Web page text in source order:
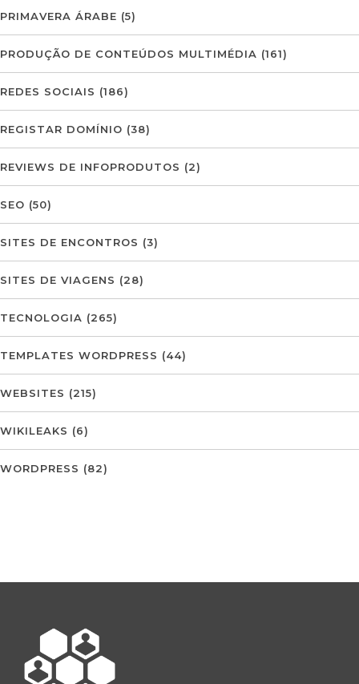
PRIMAVERA ÁRABE (5)
PRODUÇÃO DE CONTEÚDOS MULTIMÉDIA (161)
REDES SOCIAIS (186)
REGISTAR DOMÍNIO (38)
REVIEWS DE INFOPRODUTOS (2)
SEO (50)
SITES DE ENCONTROS (3)
SITES DE VIAGENS (28)
TECNOLOGIA (265)
TEMPLATES WORDPRESS (44)
WEBSITES (215)
WIKILEAKS (6)
WORDPRESS (82)